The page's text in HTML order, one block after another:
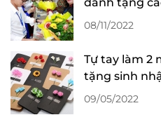
08/11/2022
Tự tay làm 2
tặng sinh
09/05/2022